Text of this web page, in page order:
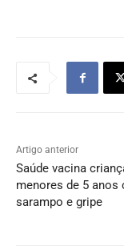
Artigo anterior
Saúde vacina
menores de 5 anos
sarampo e gripe